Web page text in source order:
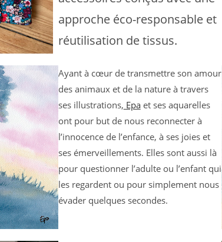
approche éco-responsable et
réutilisation de tissus.
Ayant à cœur de transmettre son amour
des animaux et de la nature à travers
ses illustrations, Epaet ses aquarelles
ont pour but de nous reconnecter à
l’innocence de l’enfance, à ses joies et
ses émerveillements. Elles sont aussi là
pour questionner l’adulte ou l’enfant qui
les regardent ou pour simplement nous
évader quelques secondes.